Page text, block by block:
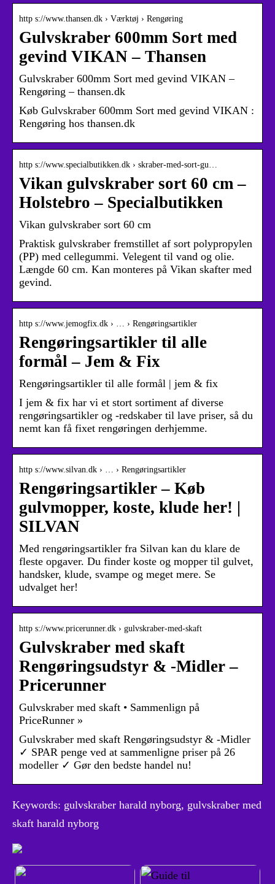
http s://www.thansen.dk › Værktøj › Rengøring
Gulvskraber 600mm Sort med
gevind VIKAN – Thansen
Gulvskraber 600mm Sort med gevind VIKAN –
Rengøring – thansen.dk
Køb Gulvskraber 600mm Sort med gevind VIKAN :
Rengøring hos thansen.dk
http s://www.specialbutikken.dk › skraber-med-sort-gu…
Vikan gulvskraber sort 60 cm –
Holstebro – Specialbutikken
Vikan gulvskraber sort 60 cm
Praktisk gulvskraber fremstillet af sort polypropylen
(PP) med cellegummi. Velegent til vand og olie.
Længde 60 cm. Kan monteres på Vikan skafter med
gevind.
http s://www.jemogfix.dk › … › Rengøringsartikler
Rengøringsartikler til alle
formål – Jem & Fix
Rengøringsartikler til alle formål | jem & fix
I jem & fix har vi et stort sortiment af diverse
rengøringsartikler og -redskaber til lave priser, så du
nemt kan få fixet rengøringen derhjemme.
http s://www.silvan.dk › … › Rengøringsartikler
Rengøringsartikler – Køb
gulvmopper, koste, klude her! |
SILVAN
Med rengøringsartikler fra Silvan kan du klare de
fleste opgaver. Du finder koste og mopper til gulvet,
handsker, klude, svampe og meget mere. Se
udvalget her!
http s://www.pricerunner.dk › gulvskraber-med-skaft
Gulvskraber med skaft
Rengøringsudstyr & -Midler –
Pricerunner
Gulvskraber med skaft • Sammenlign på
PriceRunner »
Gulvskraber med skaft Rengøringsudstyr & -Midler
✓ SPAR penge ved at sammenligne priser på 26
modeller ✓ Gør den bedste handel nu!
Keywords: gulvskraber harald nyborg, gulvskraber med
skaft harald nyborg